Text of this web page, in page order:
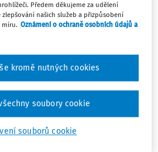
operačního programu v gesci
mládeže a tělovýchovy (MŠMT)
prostředky z Evropských
si díky putovní výstavě můžete od
postupně prohlédnout v rámci
Českých Budějovicích, Plzni,
je opravdu široká, protože OP
Předem děkujeme za udělení
našich služeb a přizpůsobení
míru. Oznámení o ochraně osobních údajů a
souborů cookie
kromě nutných cookies
soubory cookie